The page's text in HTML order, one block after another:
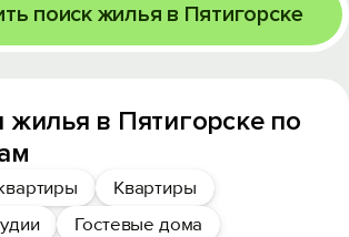
поиск жилья в Пятигорске
в Пятигорске по
Квартиры
Гостевые дома